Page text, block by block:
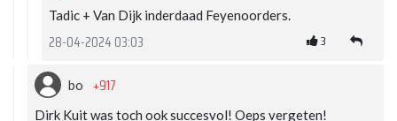
Tadic + Van Dijk inderdaad Feyenoorders.
28-04-2024 03:03 3
bo +917
Dirk Kuit was toch ook succesvol! Oeps vergeten!